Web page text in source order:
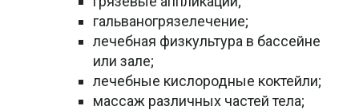
гальваногрязелечение;
лечебная физкультура в бассейне
или зале;
лечебные кислородные коктейли;
массаж различных частей тела;